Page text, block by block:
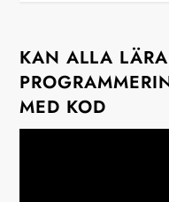
l
ä
g
KAN ALLA
MED KOD